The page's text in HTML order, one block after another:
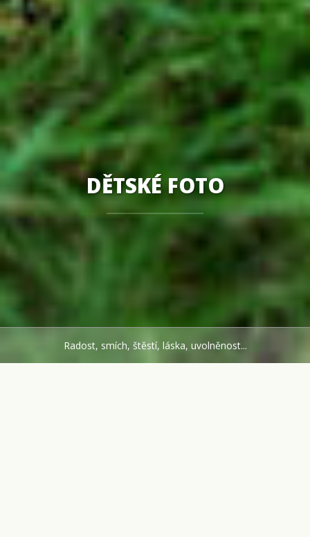
DĚTSKÉ FOTO
Radost, smích, štěstí, láska, uvolněnost...